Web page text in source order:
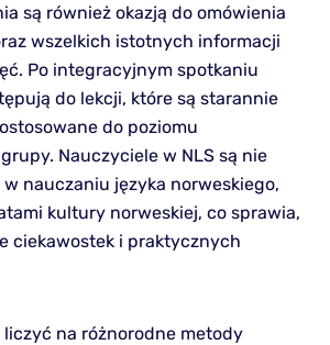
są również okazją do omówienia
wszelkich istotnych informacji
Po integracyjnym spotkaniu
do lekcji, które są starannie
do poziomu
Nauczyciele w NLS są nie
nauczaniu języka norweskiego,
kultury norweskiej, co sprawia,
ciekawostek i praktycznych
liczyć na różnorodne metody